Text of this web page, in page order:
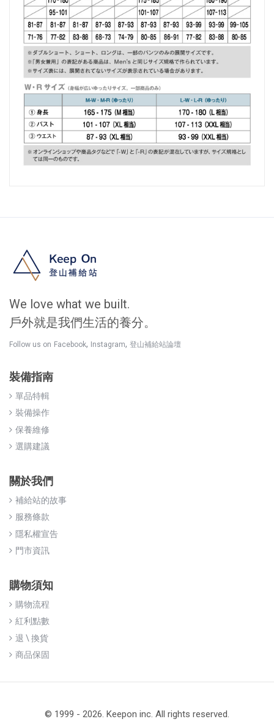
We love what we built.
戶外就是我們生活的養分。
Follow us on Facebook, Instagram, 登山補給站論壇
裝備指南
單品特輯
裝備操作
保養維修
選購建議
關於我們
補給站的故事
服務條款
隱私權宣告
門市資訊
購物須知
購物流程
紅利點數
退 \ 換貨
商品保固
© 1999 - 2026. Keepon inc. All rights reserved.